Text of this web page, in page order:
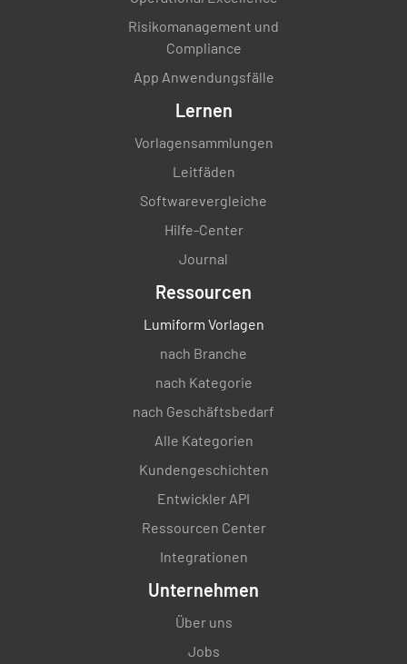
Risikomanagement und
Compliance
App Anwendungsfälle
Lernen
Vorlagensammlungen
Leitfäden
Softwarevergleiche
Hilfe-Center
Journal
Ressourcen
Lumiform Vorlagen
nach Branche
nach Kategorie
nach Geschäftsbedarf
Alle Kategorien
Kundengeschichten
Entwickler API
Ressourcen Center
Integrationen
Unternehmen
Über uns
Jobs